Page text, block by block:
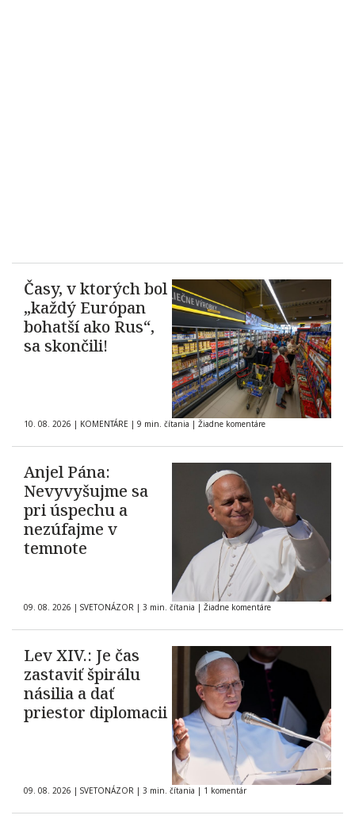
Časy, v ktorých bol
„každý Európan
bohatší ako Rus“,
sa skončili!
10. 08. 2026 | KOMENTÁRE | 9 min. čítania | Žiadne komentáre
Anjel Pána:
Nevyvyšujme sa
pri úspechu a
nezúfajme v
temnote
09. 08. 2026 | SVETONÁZOR | 3 min. čítania | Žiadne komentáre
Lev XIV.: Je čas
zastaviť špirálu
násilia a dať
priestor diplomacii
09. 08. 2026 | SVETONÁZOR | 3 min. čítania | 1 komentár